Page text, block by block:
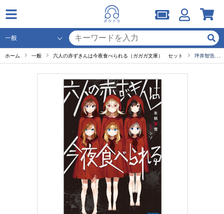
ホーム 一般 六人の赤ずきんは今夜食べられる（ガガガ文庫） セット 坪井智浩コメント